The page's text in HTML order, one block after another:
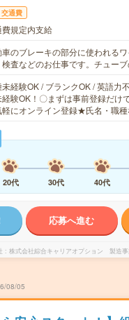
交通費
費規定内支給
車のブレーキの部分に使われる
検査などのお仕事です。チュー
経験OK / ブランクOK / 英語力
験OK！〇まずは事前登録だけ
軽にオンライン登録★氏名・職
20代
30代 40代
応募へ進む
株式会社綜合キャリアオプション 製造事
08/05